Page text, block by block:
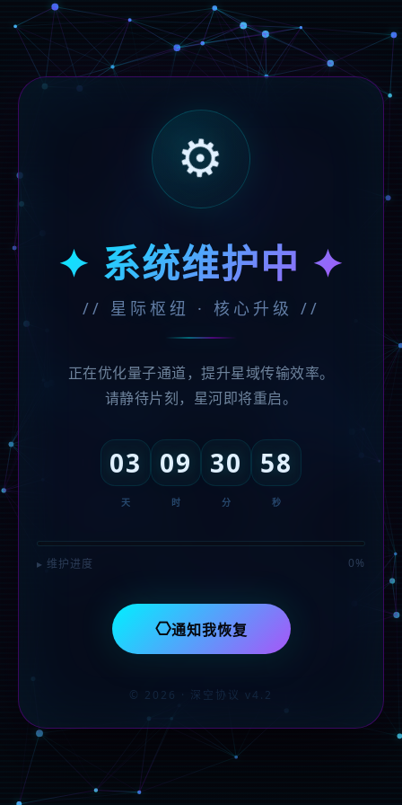
⚙️
✦ 系统维护中 ✦
// 星际枢纽 · 核心升级 //
正在优化量子通道，提升星域传输效率。
请静待片刻，星河即将重启。
03
天
09
时
30
分
58
秒
▸ 维护进度 0%
⎔通知我恢复
© 2026 · 深空协议 v4.2